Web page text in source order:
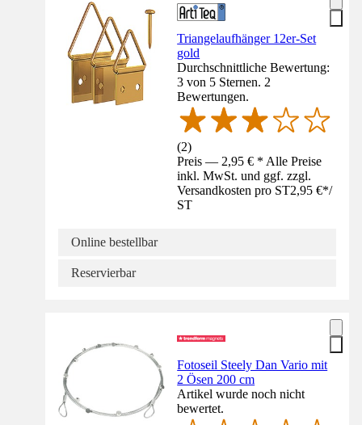
Triangelaufhänger 12er-Set
gold
Durchschnittliche Bewertung:
3 von 5 Sternen. 2
Bewertungen.
(2)
Preis — 2,95 € * Alle Preise
inkl. MwSt. und ggf. zzgl.
Versandkosten pro ST2,95 €*/
ST
Online bestellbar
Reservierbar
Fotoseil Steely Dan Vario mit
2 Ösen 200 cm
Artikel wurde noch nicht
bewertet.